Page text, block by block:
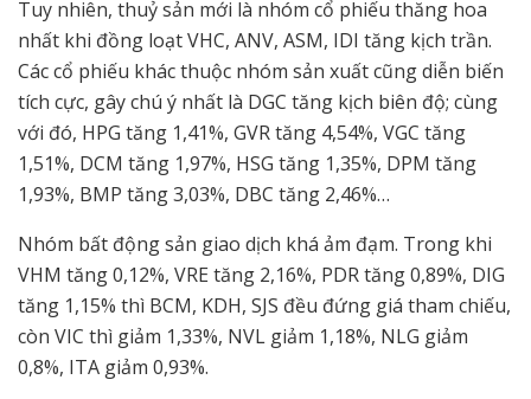
Tuy nhiên, thuỷ sản mới là nhóm cổ phiếu thăng hoa
nhất khi đồng loạt VHC, ANV, ASM, IDI tăng kịch trần.
Các cổ phiếu khác thuộc nhóm sản xuất cũng diễn biến
tích cực, gây chú ý nhất là DGC tăng kịch biên độ; cùng
với đó, HPG tăng 1,41%, GVR tăng 4,54%, VGC tăng
1,51%, DCM tăng 1,97%, HSG tăng 1,35%, DPM tăng
1,93%, BMP tăng 3,03%, DBC tăng 2,46%…
Nhóm bất động sản giao dịch khá ảm đạm. Trong khi
VHM tăng 0,12%, VRE tăng 2,16%, PDR tăng 0,89%, DIG
tăng 1,15% thì BCM, KDH, SJS đều đứng giá tham chiếu,
còn VIC thì giảm 1,33%, NVL giảm 1,18%, NLG giảm
0,8%, ITA giảm 0,93%.